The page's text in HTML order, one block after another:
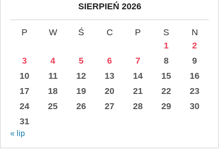
SIERPIEŃ 2026
P W Ś C P S
N
1
2
3
4 5 6 7 8
9
10
11 12 13 14 15
16
17
18 19 20 21 22
23
24
25 26 27 28 29
30
31
« lip